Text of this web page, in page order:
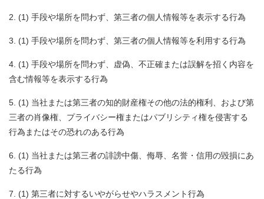
(1) 手段や場所を問わず、第三者の個人情報等を表示する行為
(1) 手段や場所を問わず、第三者の個人情報等を利用する行為
(1) 手段や場所を問わず、虚偽、不正確または誤解を招く内容を
含む情報等を表示する行為
(1) 当社または第三者の知的財産権その他の法的権利、および第
三者の肖像権、プライバシー権またはパブリシティ権を侵害する
行為またはその恐れのある行為
(1) 当社または第三者の誹謗中傷、侮辱、名誉・信用の毀損にあ
たる行為
(1) 第三者に対するいやがらせやハラスメント行為